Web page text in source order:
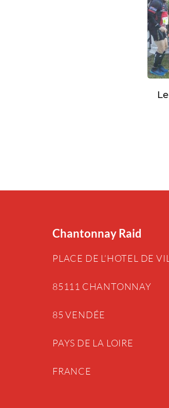
Chantonnay Raid
PLACE DE L’HOTEL DE
85111 CHANTONNAY
85 VENDÉE
PAYS DE LA LOIRE
FRANCE